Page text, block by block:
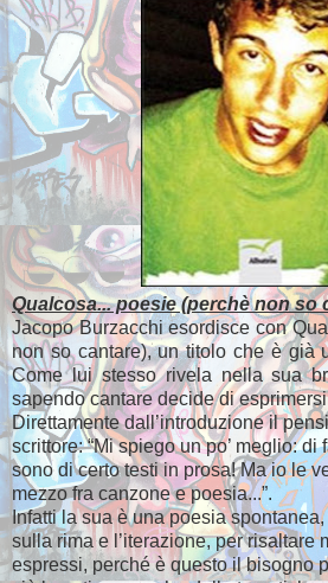
Qualcosa... poesie (perchè non so
Jacopo Burzacchi esordisce con
non so cantare), un titolo che è già
Come lui stesso rivela nella sua
sapendo cantare decide di
Direttamente dall’introduzione il
scrittore: “Mi spiego un po’ meglio: di
sono di certo testi in prosa! Ma io le
mezzo fra canzone e poesia...”.
Infatti la sua è una poesia
sulla rima e l’iterazione, per risaltare
espressi, perché è questo il bisogno